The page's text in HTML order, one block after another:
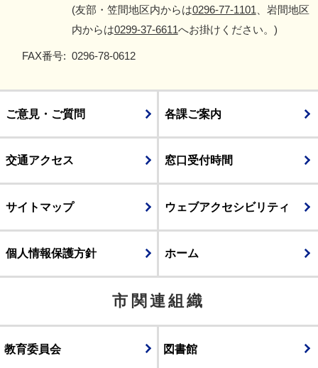
(友部・笠間地区内からは0296-77-1101 、岩間地区
内からは0299-37-6611へお掛けください。)
FAX番号: 0296-78-0612
ご意見・ご質問 各課ご案内
交通アクセス 窓口受付時間
サイトマップ ウェブアクセシビリティ
個人情報保護方針 ホーム
市関連組織
教育委員会 図書館